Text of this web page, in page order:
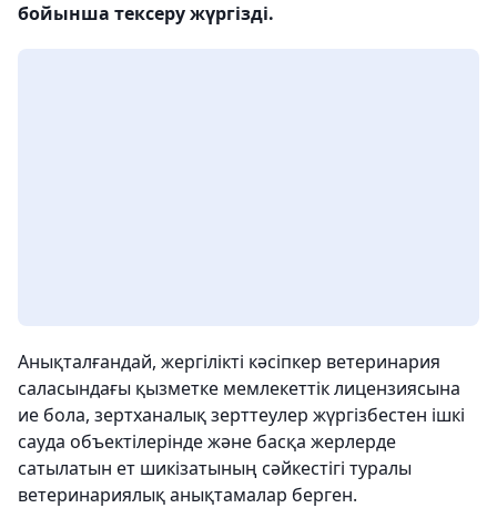
бойынша тексеру жүргізді.
Анықталғандай, жергілікті кәсіпкер ветеринария
саласындағы қызметке мемлекеттік лицензиясына
ие бола, зертханалық зерттеулер жүргізбестен ішкі
сауда объектілерінде және басқа жерлерде
сатылатын ет шикізатының сәйкестігі туралы
ветеринариялық анықтамалар берген.